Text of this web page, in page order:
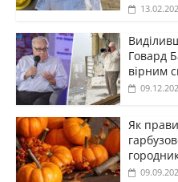
Говард
вірним
Як